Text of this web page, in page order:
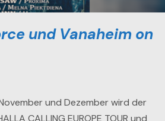
und Vanaheim on
und Dezember wird der
CALLING EUROPE TOUR und